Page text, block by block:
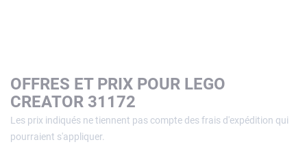
OFFRES ET PRIX POUR LEGO
CREATOR 31172
Les prix indiqués ne tiennent pas compte des frais d'expédition qui
pourraient s'appliquer.